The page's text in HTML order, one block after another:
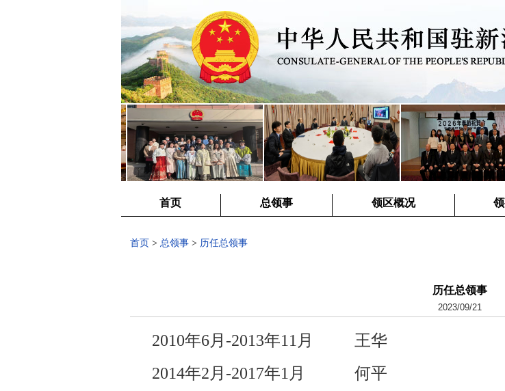
首页 总领事 领区概况
首页 > 总领事 > 历任总领事
历任总领事
2023/09/21
2010年6月-2013年11月 王华
2014年2月-2017年1月 何平